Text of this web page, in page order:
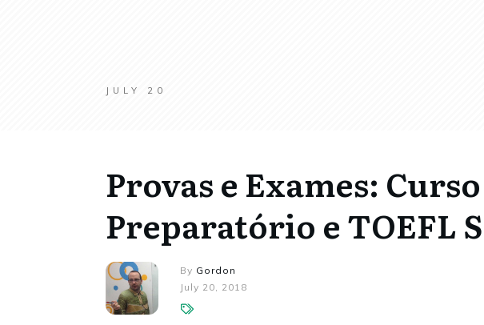
JULY 20
Provas e Exames: Curso
Preparatório e TOEFL
By Gordon
July 20, 2018